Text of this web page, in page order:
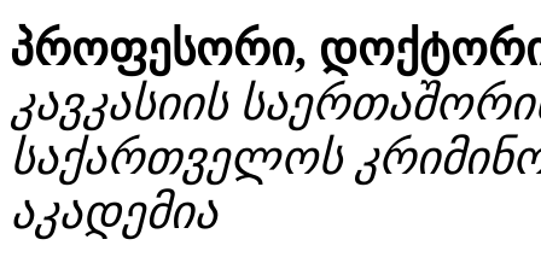
პროფესორი, დოქტორი
კავკასიის
საქართველოს
აკადემია